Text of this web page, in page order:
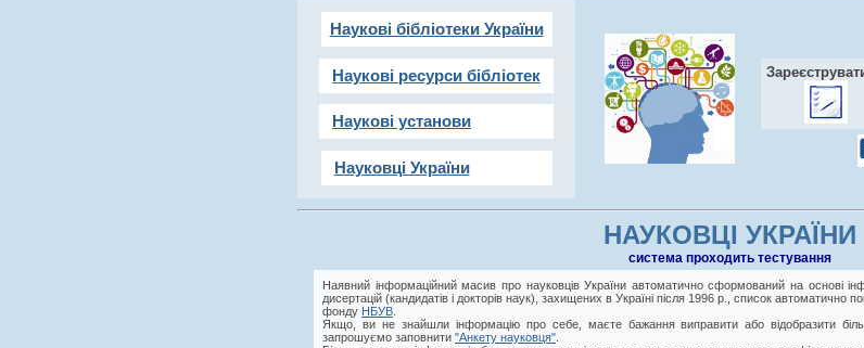
Наукові бібліотеки України
Наукові ресурси бібліотек
Наукові установи
Науковці України
НАУКОВЦІ УКРАЇНИ
cистема проходить тестування
Наявний інформаційний масив про науковців України автоматично сформований на основі
дисертацій (кандидатів і докторів наук), захищених в Україні після 1996 р., список
фонду НБУВ
Якщо, ви не знайшли інформацію про себе, маєте бажання виправити або відобразити
запрошуємо заповнити "Анкету науковця"